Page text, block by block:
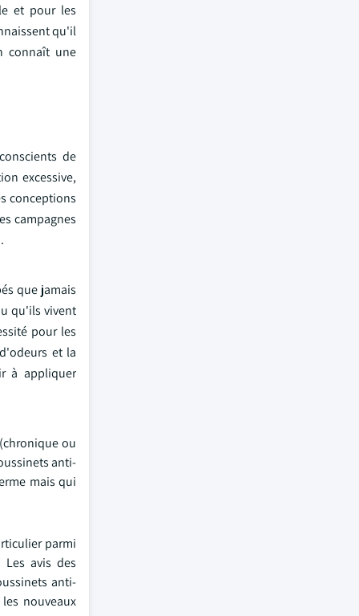
et pour les
qu'il
connaît une
de
excessive,
conceptions
campagnes
que jamais
qu'ils vivent
pour les
et la
à appliquer
ou
anti-
mais qui
parmi
avis des
anti-
nouveaux